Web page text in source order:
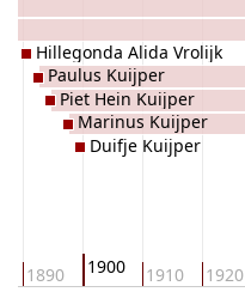
1890 1900 1910 1920
Hillegonda Alida Vrolijk
Paulus Kuijper
Piet Hein Kuijper
Marinus Kuijper
Duifje Kuijper